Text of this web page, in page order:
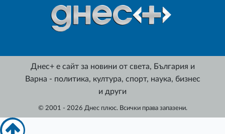
Днес+ е сайт за новини от света, България и
Варна - политика, култура, спорт, наука, бизнес
и други
© 2001 - 2026 Днес плюс. Всички права запазени.